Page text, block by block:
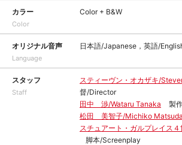
カラー
Color
Color + B&W
オリジナル音声
Language
日本語/Japanese，英語/
スタッフ
Staff
スティーヴン・オカザキ/
督/Director
田中 渉/Wataru Tanaka
製
松田 美智子/Michiko Matsuda
スチュアート・ガルプレイス
脚本/Screenplay